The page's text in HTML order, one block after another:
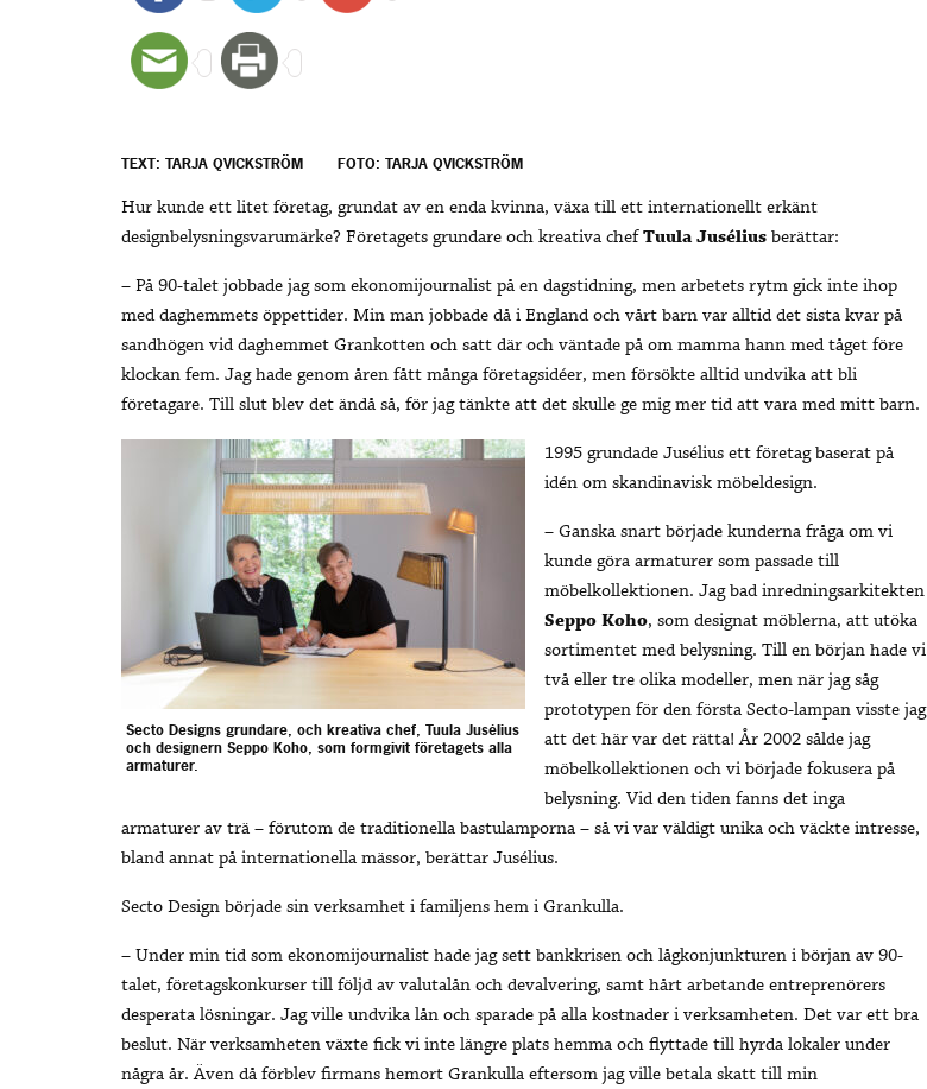
TEXT: TARJA QVICKSTRÖM FOTO: TARJA QVICKSTRÖM
Hur kunde ett litet företag, grundat av en enda kvinna, växa till ett internationellt erkänt
designbelysningsvarumärke? Företagets grundare och kreativa chefTuula Jusélius berättar:
– På 90-talet jobbade jag som ekonomijournalist på en dagstidning, men arbetets rytm gick inte ihop
med daghemmets öppettider. Min man jobbade då i England och vårt barn var alltid det sista kvar på
sandhögen vid daghemmet Grankotten och satt där och väntade på om mamma hann med tåget före
klockan fem. Jag hade genom åren fått många företagsidéer, men försökte alltid undvika att bli
företagare. Till slut blev det ändå så, för jag tänkte att det skulle ge mig mer tid att vara med mitt barn.
Secto Designs grundare, och kreativa chef, Tuula Jusélius
och designern Seppo Koho, som formgivit företagets alla
armaturer.
1995 grundade Jusélius ett företag baserat på
idén om skandinavisk möbeldesign.
– Ganska snart började kunderna fråga om vi
kunde göra armaturer som passade till
möbelkollektionen. Jag bad inredningsarkitekten
Seppo Koho, som designat möblerna, att utöka
sortimentet med belysning. Till en början hade vi
två eller tre olika modeller, men när jag såg
prototypen för den första Secto-lampan visste jag
att det här var det rätta! År 2002 sålde jag
möbelkollektionen och vi började fokusera på
belysning. Vid den tiden fanns det inga
armaturer av trä – förutom de traditionella bastulamporna – så vi var väldigt unika och väckte intresse,
bland annat på internationella mässor, berättar Jusélius.
Secto Design började sin verksamhet i familjens hem i Grankulla.
– Under min tid som ekonomijournalist hade jag sett bankkrisen och lågkonjunkturen i början av 90-
talet, företagskonkurser till följd av valutalån och devalvering, samt hårt arbetande entreprenörers
desperata lösningar. Jag ville undvika lån och sparade på alla kostnader i verksamheten. Det var ett bra
beslut. När verksamheten växte fick vi inte längre plats hemma och flyttade till hyrda lokaler under
några år. Även då förblev firmans hemort Grankulla eftersom jag ville betala skatt till min